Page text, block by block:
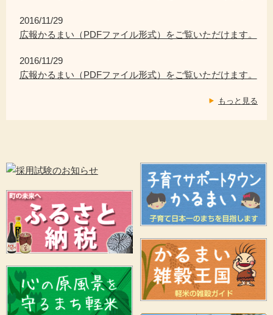
2016/11/29
広報かるまい（PDFファイル形式）をご覧いただけます。
2016/11/29
広報かるまい（PDFファイル形式）をご覧いただけます。
もっと見る